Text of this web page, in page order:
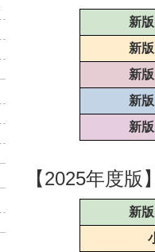
新
新
新
新
新
【2025年度版
新